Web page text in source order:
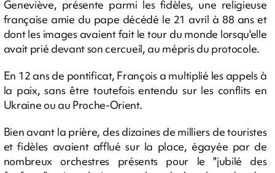
Geneviève, présente parmi les fidèles, une religieuse
française amie du pape décédé le 21 avril à 88 ans et
dont les images avaient fait le tour du monde lorsqu'elle
avait prié devant son cercueil, au mépris du protocole.
En 12 ans de pontificat, François a multiplié les appels à
la paix, sans être toutefois entendu sur les conflits en
Ukraine ou au Proche-Orient.
Bien avant la prière, des dizaines de milliers de touristes
et fidèles avaient afflué sur la place, égayée par de
nombreux orchestres présents pour le "jubilé des